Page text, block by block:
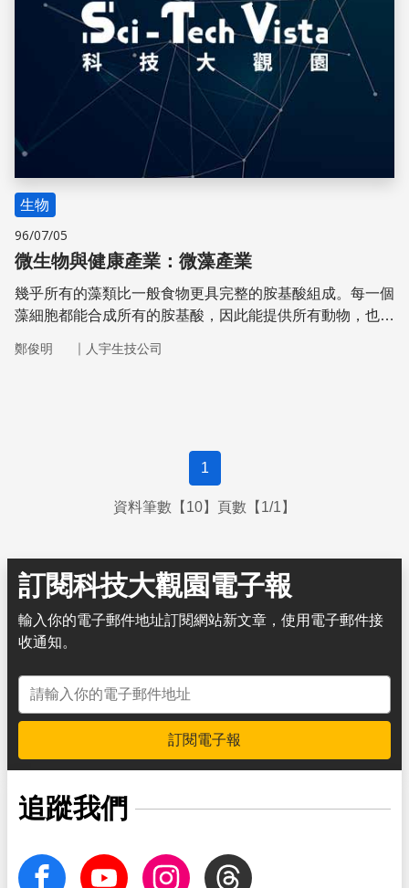
生物
96/07/05
微生物與健康產業：微藻產業
幾乎所有的藻類比一般食物更具完整的胺基酸組成。每一個
藻細胞都能合成所有的胺基酸，因此能提供所有動物，也包
鄭俊明 ｜ 人宇生技公司
1
資料筆數【10】頁數【1/1】
訂閱科技大觀園電子報
輸入你的電子郵件地址訂閱網站新文章，使用電子郵件接
收通知。
電子郵件地址
訂閱電子報
追蹤我們
facebook Youtube InstagramThreads